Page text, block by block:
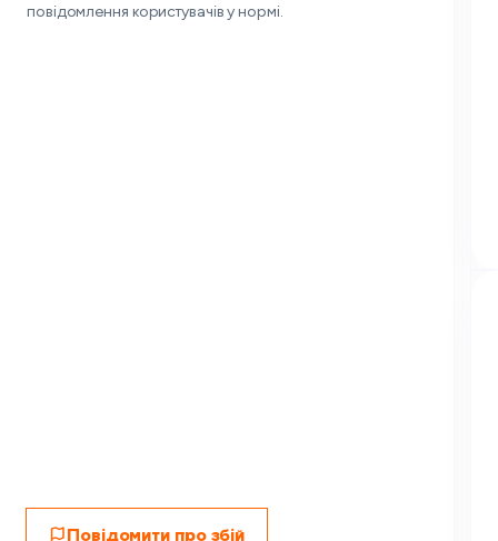
повідомлення користувачів у нормі.
Повідомити про збій